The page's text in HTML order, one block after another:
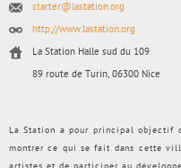
starter@lastation.org
http://www.lastation.org
La Station Halle sud du 109
89 route de Turin, 06300 Nice
La Station a pour principal objectif
montrer ce qui se fait dans cette